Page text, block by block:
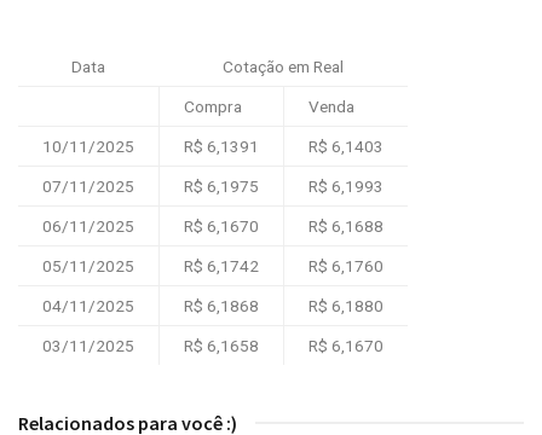
Data Cotação em Real
Compra Venda
10/11/2025 R$ 6,1391 R$ 6,1403
07/11/2025 R$ 6,1975 R$ 6,1993
06/11/2025 R$ 6,1670 R$ 6,1688
05/11/2025 R$ 6,1742 R$ 6,1760
04/11/2025 R$ 6,1868 R$ 6,1880
03/11/2025 R$ 6,1658 R$ 6,1670
Relacionados para você :)